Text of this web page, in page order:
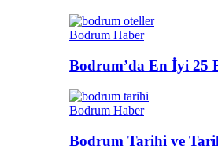
Bodrum Haber
Bodrum’da En İyi 25
Bodrum Haber
Bodrum Tarihi ve